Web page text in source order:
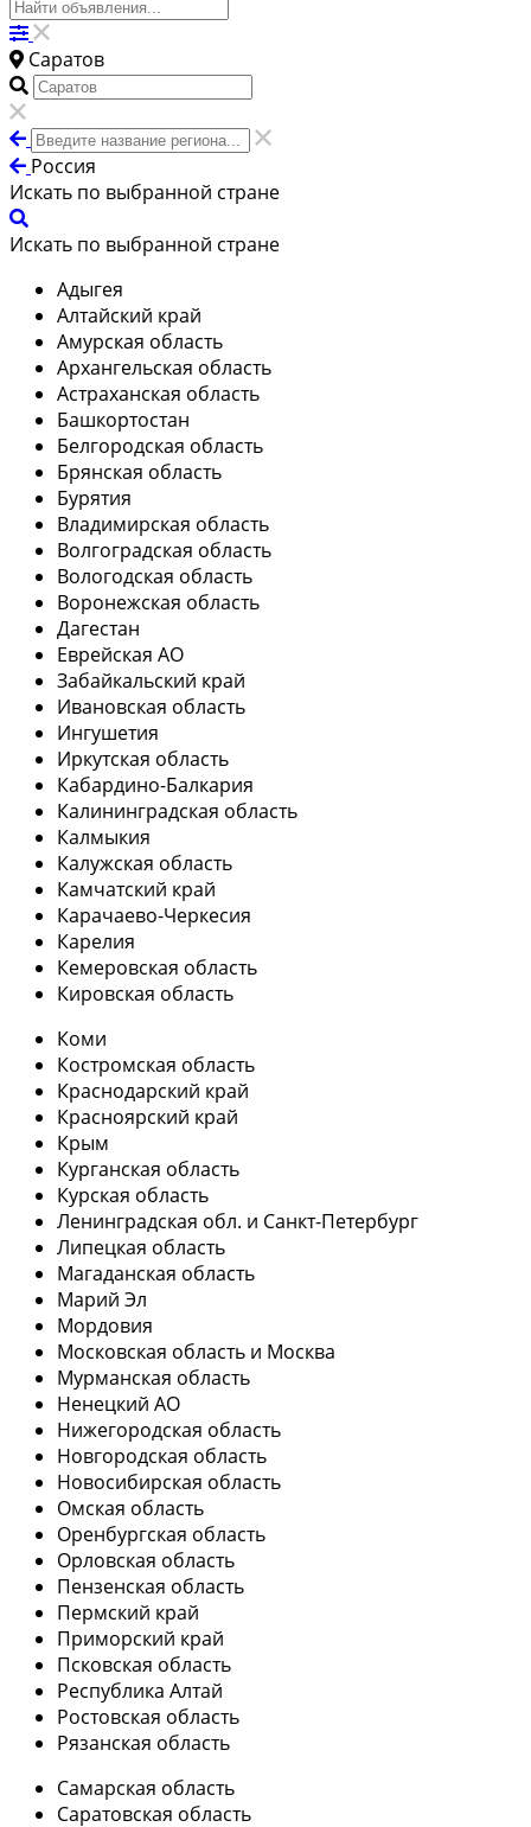
Саратов
Россия
Искать по выбранной стране
Искать по выбранной стране
Адыгея
Алтайский край
Амурская область
Архангельская область
Астраханская область
Башкортостан
Белгородская область
Брянская область
Бурятия
Владимирская область
Волгоградская область
Вологодская область
Воронежская область
Дагестан
Еврейская АО
Забайкальский край
Ивановская область
Ингушетия
Иркутская область
Кабардино-Балкария
Калининградская область
Калмыкия
Калужская область
Камчатский край
Карачаево-Черкесия
Карелия
Кемеровская область
Кировская область
Коми
Костромская область
Краснодарский край
Красноярский край
Крым
Курганская область
Курская область
Ленинградская обл. и Санкт-Петербург
Липецкая область
Магаданская область
Марий Эл
Мордовия
Московская область и Москва
Мурманская область
Ненецкий АО
Нижегородская область
Новгородская область
Новосибирская область
Омская область
Оренбургская область
Орловская область
Пензенская область
Пермский край
Приморский край
Псковская область
Республика Алтай
Ростовская область
Рязанская область
Самарская область
Саратовская область